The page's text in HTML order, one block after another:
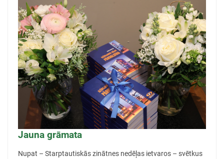
Jauna grāmata
Nupat – Starptautiskās zinātnes nedēļas ietvaros – svētkus